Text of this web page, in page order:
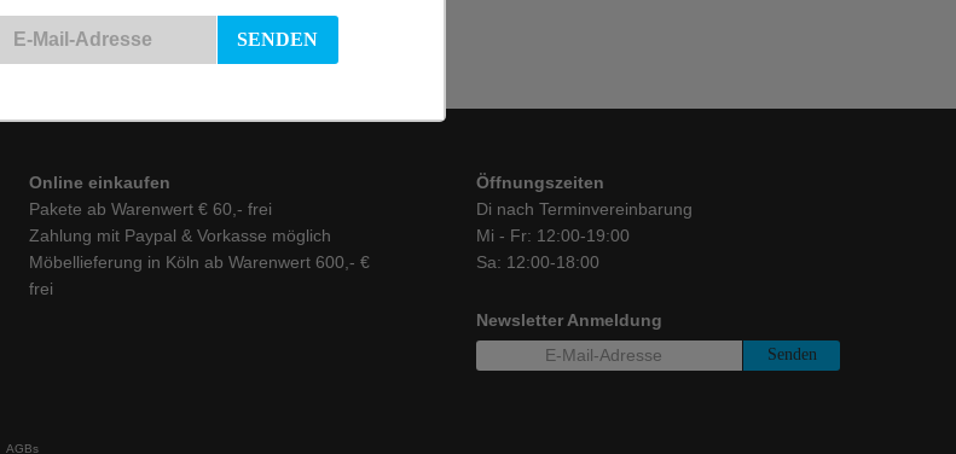
Online einkaufen
Pakete ab Warenwert € 60,- frei
Zahlung mit Paypal & Vorkasse möglich
Möbellieferung in Köln ab Warenwert 600,- €
frei
Öffnungszeiten
Di nach Terminvereinbarung
Mi - Fr: 12:00-19:00
Sa: 12:00-18:00
Newsletter Anmeldung
AGBs